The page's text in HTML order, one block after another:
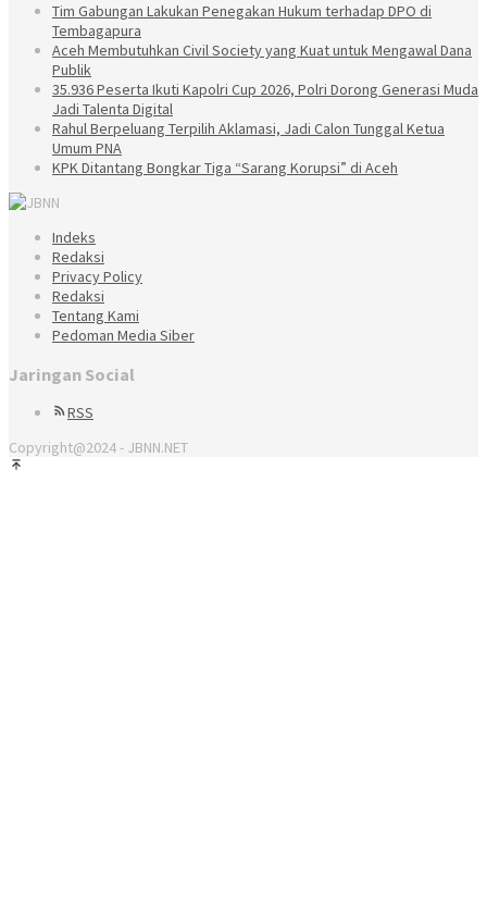
Tim Gabungan Lakukan Penegakan Hukum terhadap DPO di
Tembagapura
Aceh Membutuhkan Civil Society yang Kuat untuk Mengawal Dana
Publik
35.936 Peserta Ikuti Kapolri Cup 2026, Polri Dorong Generasi Muda
Jadi Talenta Digital
Rahul Berpeluang Terpilih Aklamasi, Jadi Calon Tunggal Ketua
Umum PNA
KPK Ditantang Bongkar Tiga “Sarang Korupsi” di Aceh
Indeks
Redaksi
Privacy Policy
Redaksi
Tentang Kami
Pedoman Media Siber
Jaringan Social
RSS
Copyright@2024 - JBNN.NET